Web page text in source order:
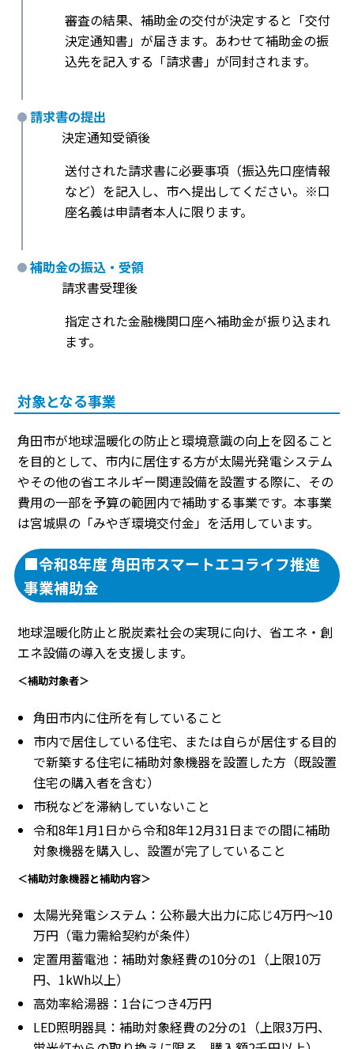
審査の結果、補助金の交付が決定すると「交付
決定通知書」が届きます。あわせて補助金の振
込先を記入する「請求書」が同封されます。
請求書の提出
決定通知受領後
送付された請求書に必要事項（振込先口座情報
など）を記入し、市へ提出してください。※口
座名義は申請者本人に限ります。
補助金の振込・受領
請求書受理後
指定された金融機関口座へ補助金が振り込まれ
ます。
対象となる事業
角田市が地球温暖化の防止と環境意識の向上を図ること
を目的として、市内に居住する方が太陽光発電システム
やその他の省エネルギー関連設備を設置する際に、その
費用の一部を予算の範囲内で補助する事業です。本事業
は宮城県の「みやぎ環境交付金」を活用しています。
■令和8年度 角田市スマートエコライフ推進
事業補助金
地球温暖化防止と脱炭素社会の実現に向け、省エネ・創
エネ設備の導入を支援します。
＜補助対象者＞
角田市内に住所を有していること
市内で居住している住宅、または自らが居住する目的
で新築する住宅に補助対象機器を設置した方（既設置
住宅の購入者を含む）
市税などを滞納していないこと
令和8年1月1日から令和8年12月31日までの間に補助
対象機器を購入し、設置が完了していること
＜補助対象機器と補助内容＞
太陽光発電システム：公称最大出力に応じ4万円〜10
万円（電力需給契約が条件）
定置用蓄電池：補助対象経費の10分の1（上限10万
円、1kWh以上）
高効率給湯器：1台につき4万円
LED照明器具：補助対象経費の2分の1（上限3万円、